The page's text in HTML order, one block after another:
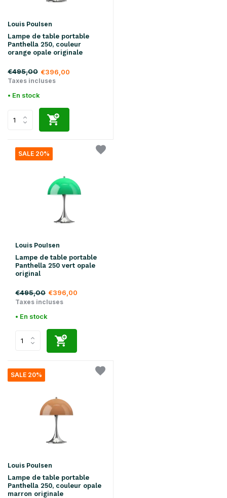
Louis Poulsen
Lampe de table portable
Panthella 250, couleur
orange opale originale
€495,00 €396,00
Taxes incluses
• En stock
SALE 20%
Louis Poulsen
Lampe de table portable
Panthella 250 vert opale
original
€495,00 €396,00
Taxes incluses
• En stock
SALE 20%
Louis Poulsen
Lampe de table portable
Panthella 250, couleur opale
marron originale